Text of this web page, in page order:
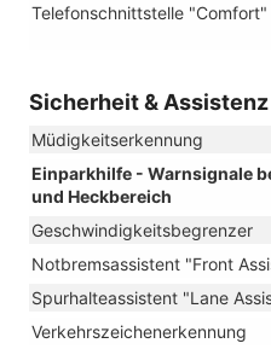
Telefonschnittstelle
Sicherheit & Assistenz
Müdigkeitserkennung
Einparkhilfe - Warnsignale
und Heckbereich
Geschwindigkeitsbegrenzer
Notbremsassistent "Front
Spurhalteassistent "Lane
Verkehrszeichenerkennung